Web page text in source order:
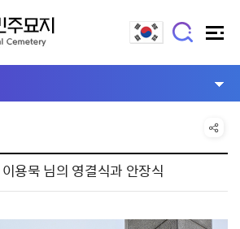
용묵 님의 영결식과 안장식